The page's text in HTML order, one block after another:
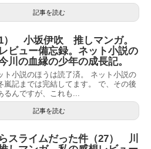
記事を読む
） 小坂伊吹 推しマンガ。
ビュー備忘録。ネット小説の
川の血縁の少年の成長記。
ト小説のほうは読了済。 ネット小説の
嵐記までは完結してます。 で、その後
るんですが、これも...
記事を読む
スライムだった件（27） 川